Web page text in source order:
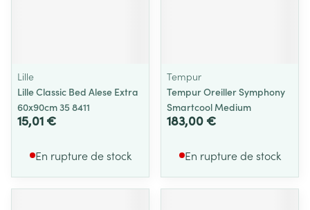
Lille
Lille Classic Bed Alese Extra
60x90cm 35 8411
15,01 €
En rupture de stock
Tempur
Tempur Oreiller Symphony
Smartcool Medium
183,00 €
En rupture de stock